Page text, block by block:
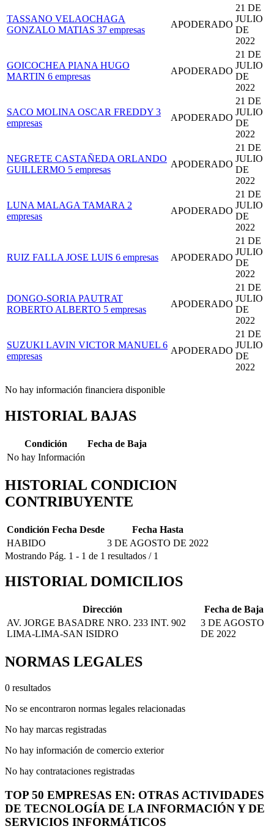
TASSANO VELAOCHAGA
GONZALO MATIAS 37 empresas
APODERADO
21 DE
JULIO
DE
2022
GOICOCHEA PIANA HUGO
MARTIN 6 empresas
APODERADO
21 DE
JULIO
DE
2022
SACO MOLINA OSCAR FREDDY 3
empresas
APODERADO
21 DE
JULIO
DE
2022
NEGRETE CASTAÑEDA ORLANDO
GUILLERMO 5 empresas
APODERADO
21 DE
JULIO
DE
2022
LUNA MALAGA TAMARA 2
empresas
APODERADO
21 DE
JULIO
DE
2022
RUIZ FALLA JOSE LUIS 6 empresas APODERADO
21 DE
JULIO
DE
2022
DONGO-SORIA PAUTRAT
ROBERTO ALBERTO 5 empresas
APODERADO
21 DE
JULIO
DE
2022
SUZUKI LAVIN VICTOR MANUEL 6
empresas
APODERADO
21 DE
JULIO
DE
2022
No hay información financiera disponible
HISTORIAL BAJAS
Condición
Fecha de Baja
No hay Información
HISTORIAL CONDICION
CONTRIBUYENTE
Condición Fecha Desde
Fecha Hasta
HABIDO
3 DE AGOSTO DE 2022
Mostrando Pág. 1 - 1 de 1 resultados / 1
HISTORIAL DOMICILIOS
Dirección
Fecha de Baja
AV. JORGE BASADRE NRO. 233 INT. 902
LIMA-LIMA-SAN ISIDRO
3 DE AGOSTO
DE 2022
NORMAS LEGALES
0 resultados
No se encontraron normas legales relacionadas
No hay marcas registradas
No hay información de comercio exterior
No hay contrataciones registradas
TOP 50 EMPRESAS EN: OTRAS ACTIVIDADES
DE TECNOLOGÍA DE LA INFORMACIÓN Y DE
SERVICIOS INFORMÁTICOS